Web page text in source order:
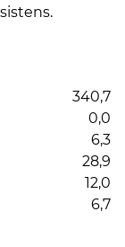
340,7
0,0
6,3
28,9
12,0
6,7